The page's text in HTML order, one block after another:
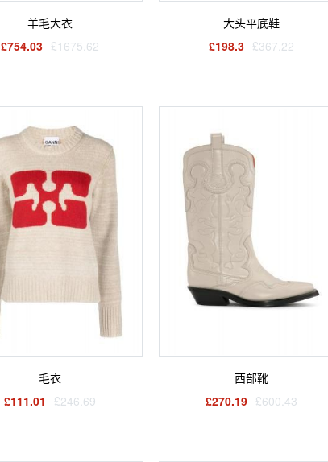
羊毛大衣
£754.03 £1675.62
大头平底鞋
£198.3 £367.22
毛衣
£111.01
£246.69
西部靴
£270.19 £600.43